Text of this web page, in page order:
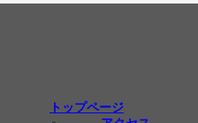
トップページ